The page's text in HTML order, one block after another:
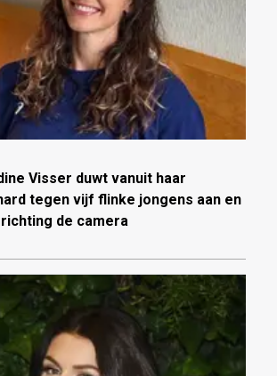
Visser duwt vanuit haar
tegen vijf flinke jongens aan en
de camera